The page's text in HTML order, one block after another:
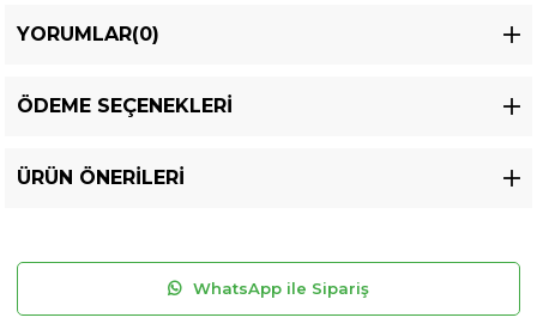
YORUMLAR(0)
ÖDEME SEÇENEKLERI
ÜRÜN ÖNERILERI
WhatsApp ile Sipariş